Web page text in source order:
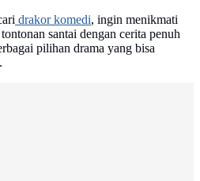
drakor komedi, ingin menikmati
santai dengan cerita penuh
pilihan drama yang bisa